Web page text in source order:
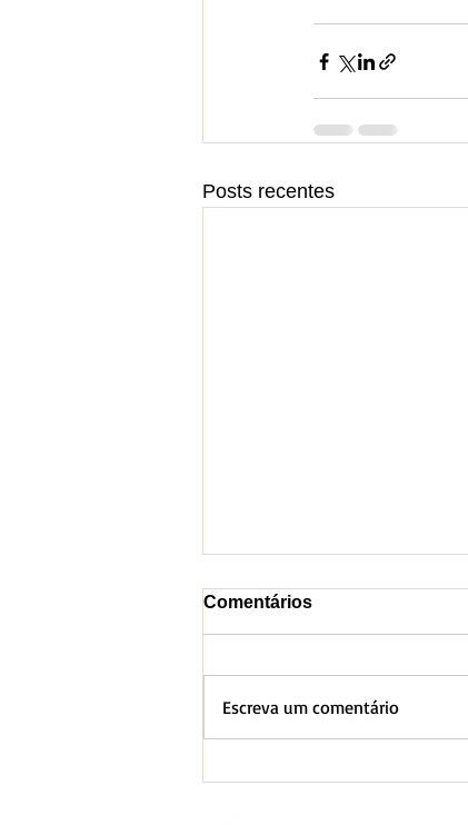
Posts recentes
Comentários
Escreva um comentário